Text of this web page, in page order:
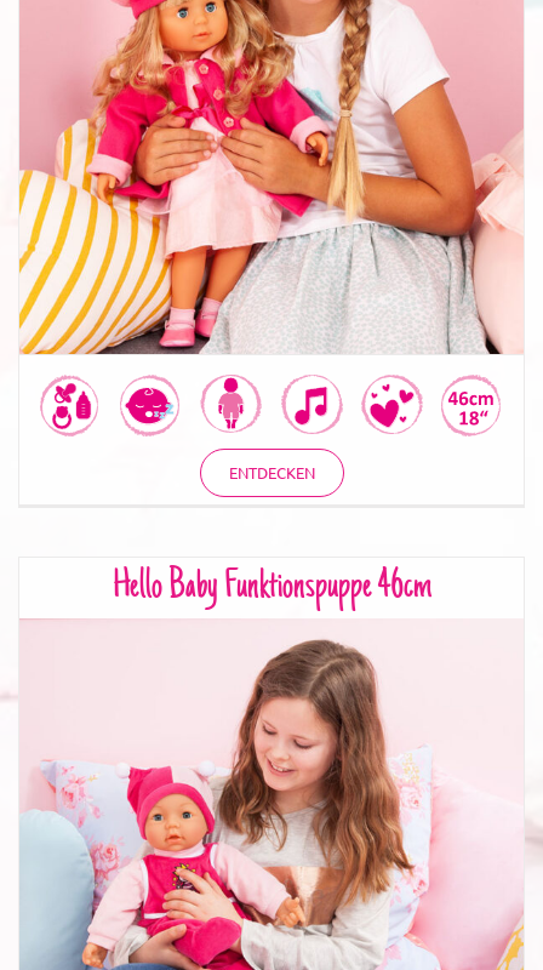
Charlene Funktionspuppe 46 cm
ENTDECKEN
Hello Baby Funktionspuppe 46cm
Hello Baby Funktionspuppe 46cm